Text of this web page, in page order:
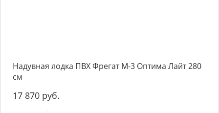
Надувная лодка ПВХ Фрегат М-3 Оптима Лайт 280
см
17 870 руб.